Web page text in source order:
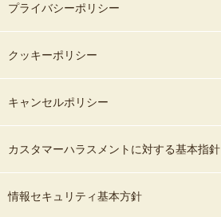
プライバシーポリシー
クッキーポリシー
キャンセルポリシー
カスタマーハラスメントに対する基本指針
情報セキュリティ基本方針